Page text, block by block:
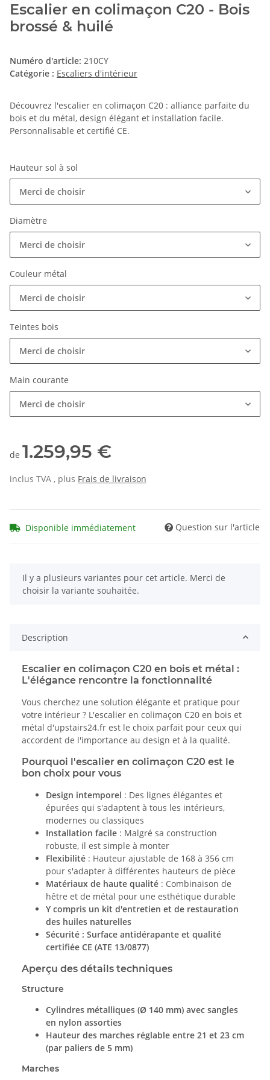
Escalier en colimaçon C20 - Bois
brossé & huilé
Numéro d'article: 210CY
Catégorie : Escaliers d'intérieur
Découvrez l'escalier en colimaçon C20 : alliance parfaite du
bois et du métal, design élégant et installation facile.
Personnalisable et certifié CE.
Hauteur sol à sol
Merci de choisir
Diamètre
Merci de choisir
Couleur métal
Merci de choisir
Teintes bois
Merci de choisir
Main courante
Merci de choisir
de 1.259,95 €
inclus TVA , plus Frais de livraison
Disponible immédiatement Question sur l'article
x
Il y a plusieurs variantes pour cet article. Merci de
choisir la variante souhaitée.
Description
Escalier en colimaçon C20 en bois et métal :
L'élégance rencontre la fonctionnalité
Vous cherchez une solution élégante et pratique pour
votre intérieur ? L'escalier en colimaçon C20 en bois et
métal d'upstairs24.fr est le choix parfait pour ceux qui
accordent de l'importance au design et à la qualité.
Pourquoi l'escalier en colimaçon C20 est le
bon choix pour vous
Design intemporel : Des lignes élégantes et
épurées qui s'adaptent à tous les intérieurs,
modernes ou classiques
Installation facile : Malgré sa construction
robuste, il est simple à monter
Flexibilité : Hauteur ajustable de 168 à 356 cm
pour s'adapter à différentes hauteurs de pièce
Matériaux de haute qualité : Combinaison de
hêtre et de métal pour une esthétique durable
Y compris un kit d'entretien et de restauration
des huiles naturelles
Sécurité : Surface antidérapante et qualité
certifiée CE (ATE 13/0877)
Aperçu des détails techniques
Structure
Cylindres métalliques (Ø 140 mm) avec sangles
en nylon assorties
Hauteur des marches réglable entre 21 et 23 cm
(par paliers de 5 mm)
Marches